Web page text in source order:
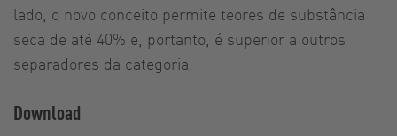
lado, o novo conceito permite teores de substância
seca de até 40% e, portanto, é superior a outros
separadores da categoria.
Download